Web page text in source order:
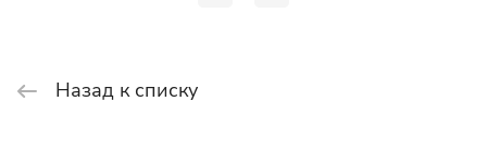
Назад к списку